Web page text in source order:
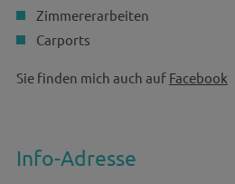
Zimmererarbeiten
Carports
Sie finden mich auch auf Facebook
Info-Adresse